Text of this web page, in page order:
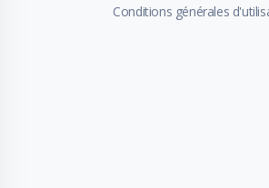
Conditions générales